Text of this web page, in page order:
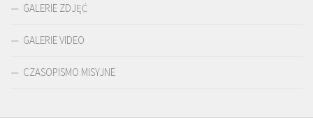
GALERIE ZDJĘĆ
GALERIE VIDEO
CZASOPISMO MISYJNE